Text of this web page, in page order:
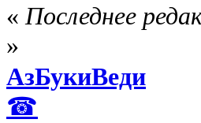
« Последнее
»
АзБукиВеди
☎